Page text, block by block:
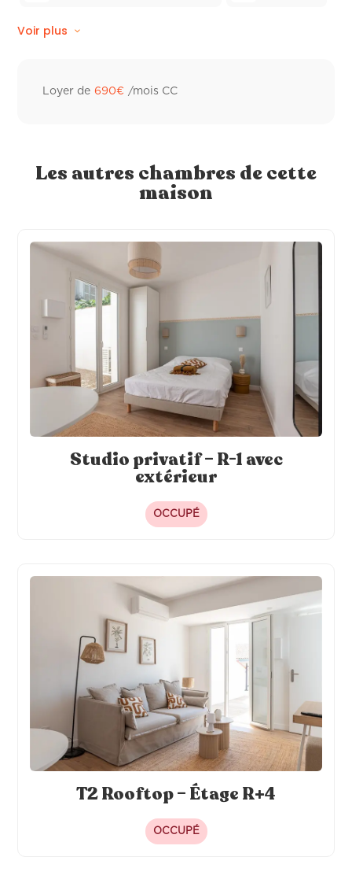
Linge de lit
Voir plus
Loyer de 690€ /mois CC
Les autres chambres de cette
maison
Studio privatif – R-1 avec
extérieur
OCCUPÉ
T2 Rooftop – Étage R+4
OCCUPÉ